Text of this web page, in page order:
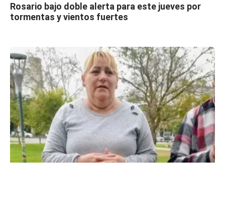
Rosario bajo doble alerta para este jueves por
tormentas y vientos fuertes